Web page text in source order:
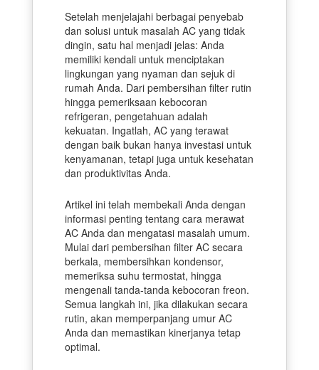
Setelah menjelajahi berbagai penyebab
dan solusi untuk masalah AC yang tidak
dingin, satu hal menjadi jelas: Anda
memiliki kendali untuk menciptakan
lingkungan yang nyaman dan sejuk di
rumah Anda. Dari pembersihan filter rutin
hingga pemeriksaan kebocoran
refrigeran, pengetahuan adalah
kekuatan. Ingatlah, AC yang terawat
dengan baik bukan hanya investasi untuk
kenyamanan, tetapi juga untuk kesehatan
dan produktivitas Anda.
Artikel ini telah membekali Anda dengan
informasi penting tentang cara merawat
AC Anda dan mengatasi masalah umum.
Mulai dari pembersihan filter AC secara
berkala, membersihkan kondensor,
memeriksa suhu termostat, hingga
mengenali tanda-tanda kebocoran freon.
Semua langkah ini, jika dilakukan secara
rutin, akan memperpanjang umur AC
Anda dan memastikan kinerjanya tetap
optimal.